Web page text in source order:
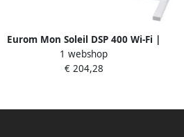
Eurom Mon Soleil DSP 400 Wi-Fi |
Infrarood verwarmingspaneel 361896
1 webshop
€ 204,28